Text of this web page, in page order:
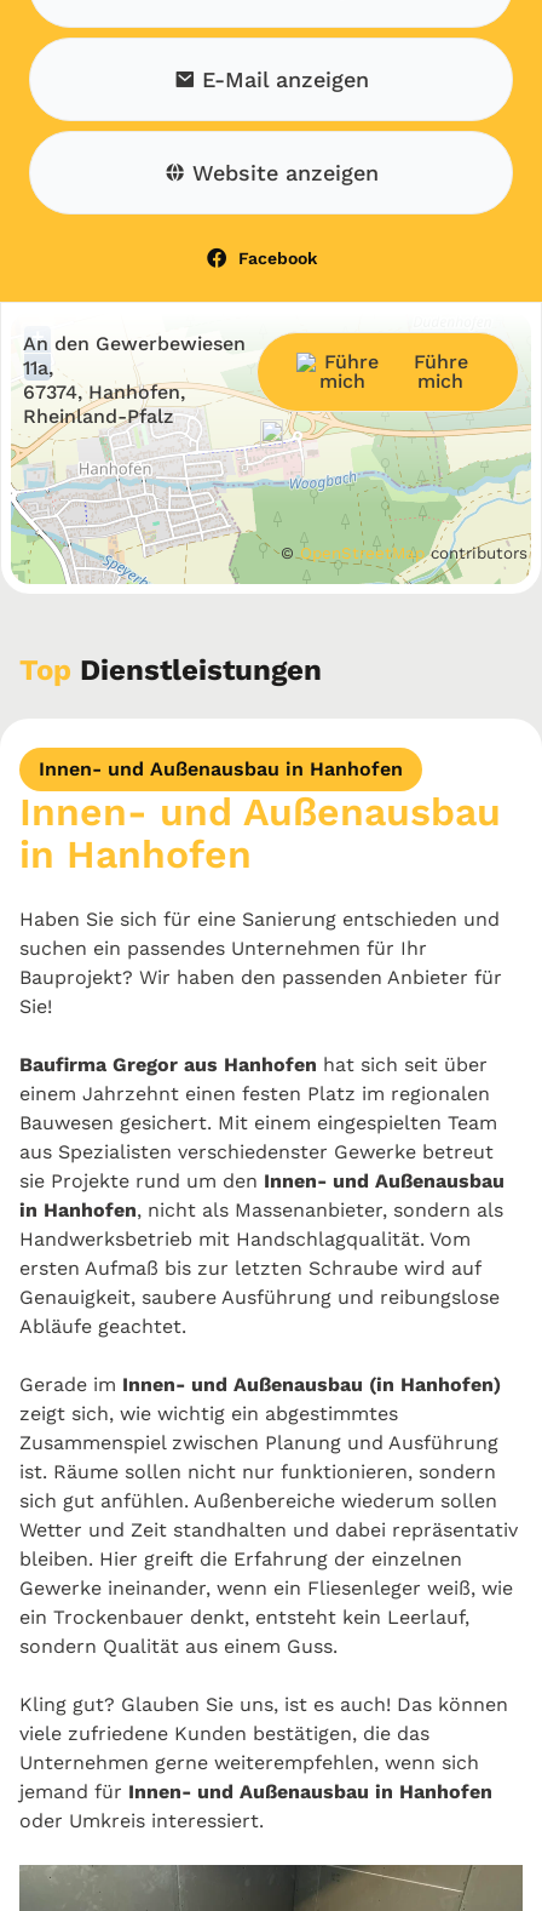
E-Mail anzeigen
Website anzeigen
Facebook
+
−
© OpenStreetMapcontributors
An den Gewerbewiesen
11a,
67374, Hanhofen,
Rheinland-Pfalz
Führe
mich
Top Dienstleistungen
Innen- und Außenausbau in Hanhofen
Innen- und Außenausbau
in Hanhofen
Haben Sie sich für eine Sanierung entschieden und
suchen ein passendes Unternehmen für Ihr
Bauprojekt? Wir haben den passenden Anbieter für
Sie!
Baufirma Gregor aus Hanhofen hat sich seit über
einem Jahrzehnt einen festen Platz im regionalen
Bauwesen gesichert. Mit einem eingespielten Team
aus Spezialisten verschiedenster Gewerke betreut
sie Projekte rund um den Innen- und Außenausbau
in Hanhofen, nicht als Massenanbieter, sondern als
Handwerksbetrieb mit Handschlagqualität. Vom
ersten Aufmaß bis zur letzten Schraube wird auf
Genauigkeit, saubere Ausführung und reibungslose
Abläufe geachtet.
Gerade im Innen- und Außenausbau (in Hanhofen)
zeigt sich, wie wichtig ein abgestimmtes
Zusammenspiel zwischen Planung und Ausführung
ist. Räume sollen nicht nur funktionieren, sondern
sich gut anfühlen. Außenbereiche wiederum sollen
Wetter und Zeit standhalten und dabei repräsentativ
bleiben. Hier greift die Erfahrung der einzelnen
Gewerke ineinander, wenn ein Fliesenleger weiß, wie
ein Trockenbauer denkt, entsteht kein Leerlauf,
sondern Qualität aus einem Guss.
Kling gut? Glauben Sie uns, ist es auch! Das können
viele zufriedene Kunden bestätigen, die das
Unternehmen gerne weiterempfehlen, wenn sich
jemand für Innen- und Außenausbau in Hanhofen
oder Umkreis interessiert.